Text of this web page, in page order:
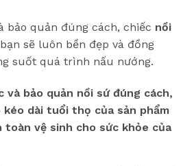
bảo quản đúng cách, chiếc nồi
sẽ luôn bền đẹp và đồng
suốt quá trình nấu nướng.
và bảo quản nồi sứ đúng cách,
kéo dài tuổi thọ của sản phẩm
toàn vệ sinh cho sức khỏe của